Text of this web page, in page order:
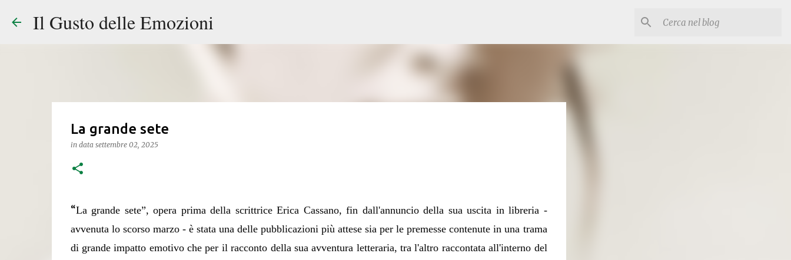
Il Gusto delle Emozioni
La grande sete
in data settembre 02, 2025
“La grande sete”, opera prima della scrittrice Erica Cassano, fin dall'annuncio della sua uscita in libreria -
avvenuta lo scorso marzo -è stata una delle pubblicazioni più attese sia per le premesse contenute in una trama
di grande impatto emotivo che per il racconto della sua avventura letteraria, tra l'altro raccontata all'interno del